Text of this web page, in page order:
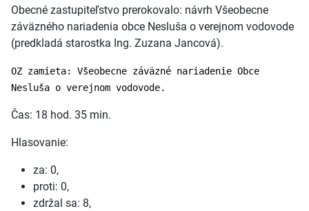
Obecné zastupiteľstvo prerokovalo: návrh Všeobecne
záväzného nariadenia obce Nesluša o verejnom vodovode
(predkladá starostka Ing. Zuzana Jancová).
OZ zamieta: Všeobecne záväzné nariadenie Obce
Nesluša o verejnom vodovode.
Čas: 18 hod. 35 min.
Hlasovanie:
za: 0,
proti: 0,
zdržal sa: 8,